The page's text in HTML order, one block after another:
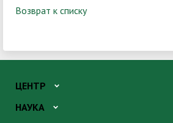
Возврат к списку
ЦЕНТР
НАУКА